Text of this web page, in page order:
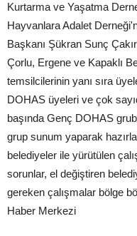
Kurtarma ve Yaşatma
Hayvanlara Adalet
Başkanı Şükran Sunç
Çorlu, Ergene ve Kapaklı
temsilcilerinin yanı sıra
DOHAS üyeleri ve çok
başında Genç DOHAS
grup sunum yaparak
belediyeler ile yürütülen
sorunlar, el değiştiren
gereken çalışmalar bölge
Haber Merkezi